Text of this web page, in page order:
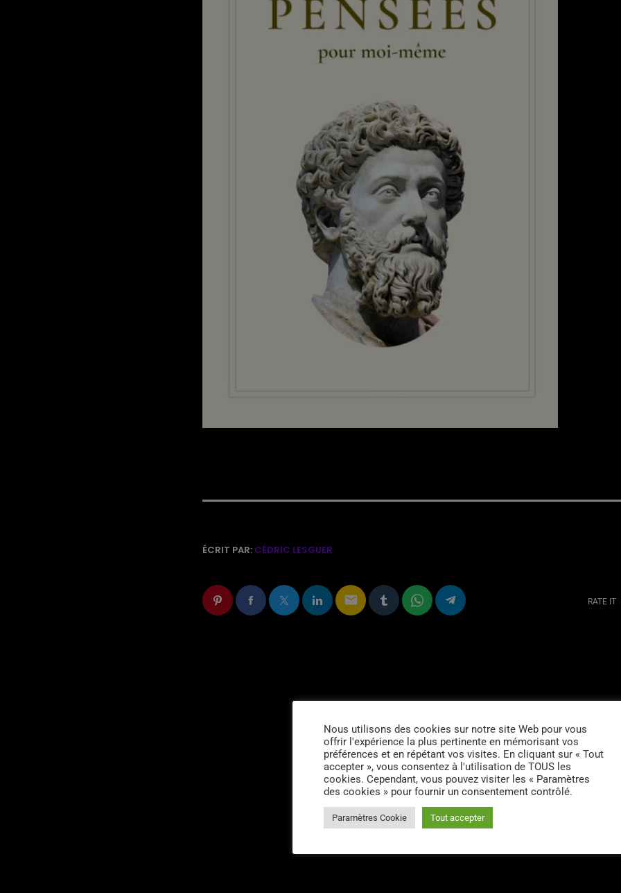
ÉCRIT PAR: CÉDRIC LESGUER
email RATE IT
Nous utilisons des cookies sur notre site Web pour vous
offrir l'expérience la plus pertinente en mémorisant vos
préférences et en répétant vos visites. En cliquant sur « Tout
accepter », vous consentez à l'utilisation de TOUS les
cookies. Cependant, vous pouvez visiter les « Paramètres
des cookies » pour fournir un consentement contrôlé.
Paramètres Cookie Tout accepter